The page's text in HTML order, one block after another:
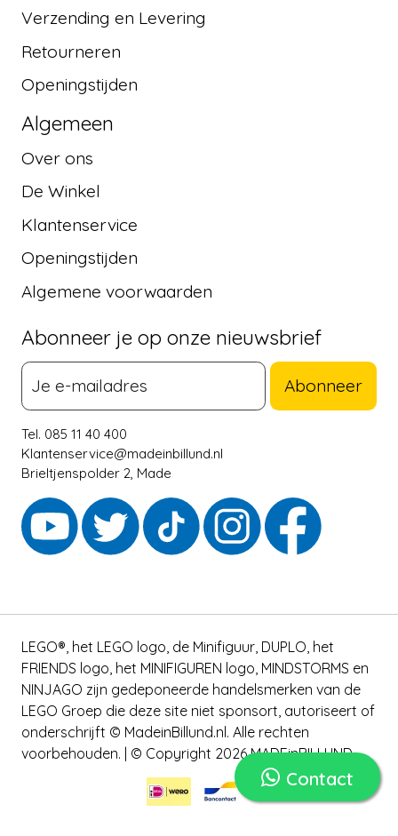
Contact
Verzending en Levering
Retourneren
Openingstijden
Algemeen
Over ons
De Winkel
Klantenservice
Openingstijden
Algemene voorwaarden
Abonneer je op onze nieuwsbrief
Abonneer
Tel. 085 11 40 400
Klantenservice@madeinbillund.nl
Brieltjenspolder 2, Made
LEGO®, het LEGO logo, de Minifiguur, DUPLO, het
FRIENDS logo, het MINIFIGUREN logo, MINDSTORMS en
NINJAGO zijn gedeponeerde handelsmerken van de
LEGO Groep die deze site niet sponsort, autoriseert of
onderschrijft © MadeinBillund.nl. Alle rechten
voorbehouden. | © Copyright 2026 MADEinBILLUND